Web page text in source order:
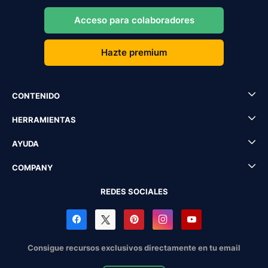
Acceso para colaboradores
Hazte premium
CONTENIDO
HERRAMIENTAS
AYUDA
COMPANY
REDES SOCIALES
Consigue recursos exclusivos directamente en tu email